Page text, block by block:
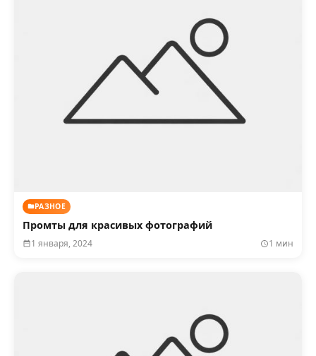
РАЗНОЕ
Промты для красивых фотографий
1 января, 2024 1 мин